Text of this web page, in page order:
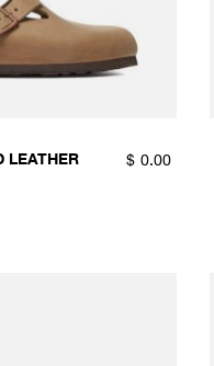
LEATHER
$ 0.00